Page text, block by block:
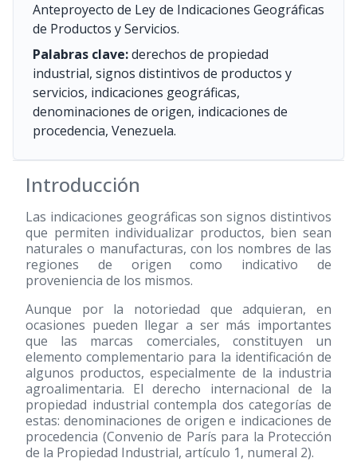
Anteproyecto de Ley de Indicaciones Geográficas
de Productos y Servicios.
Palabras clave:derechos de propiedad
industrial, signos distintivos de productos y
servicios, indicaciones geográficas,
denominaciones de origen, indicaciones de
procedencia, Venezuela.
Introducción
Las indicaciones geográficas son signos distintivos
que permiten individualizar productos, bien sean
naturales o manufacturas, con los nombres de las
regiones de origen como indicativo de
proveniencia de los mismos.
Aunque por la notoriedad que adquieran, en
ocasiones pueden llegar a ser más importantes
que las marcas comerciales, constituyen un
elemento complementario para la identificación de
algunos productos, especialmente de la industria
agroalimentaria. El derecho internacional de la
propiedad industrial contempla dos categorías de
estas: denominaciones de origen e indicaciones de
procedencia (Convenio de París para la Protección
de la Propiedad Industrial, artículo 1, numeral 2).